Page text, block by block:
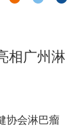
相广州淋
协会淋巴瘤